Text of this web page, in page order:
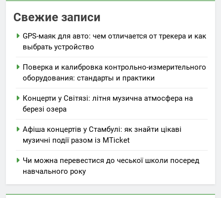
Свежие записи
GPS-маяк для авто: чем отличается от трекера и как
выбрать устройство
Поверка и калибровка контрольно-измерительного
оборудования: стандарты и практики
Концерти у Світязі: літня музична атмосфера на
березі озера
Афіша концертів у Стамбулі: як знайти цікаві
музичні події разом із MTicket
Чи можна перевестися до чеської школи посеред
навчального року